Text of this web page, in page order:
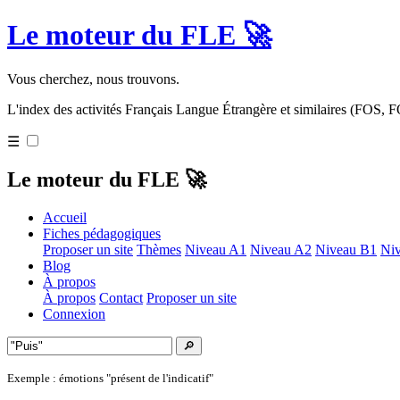
Le moteur du FLE 🚀
Vous cherchez, nous trouvons.
L'index des activités Français Langue Étrangère et similaires (FOS,
☰
Le moteur du FLE 🚀
Accueil
Fiches pédagogiques
Proposer un site Thèmes Niveau A1 Niveau A2 Niveau B1
Blog
À propos
À propos Contact Proposer un site
Connexion
🔎
Exemple : émotions "présent de l'indicatif"